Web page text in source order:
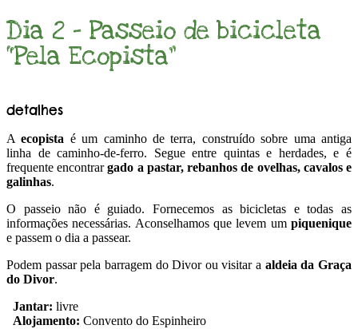
Dia 2 - Passeio de bicicleta
“Pela Ecopista”
detalhes
Aecopista é um caminho de terra, construído sobre uma antiga
linha de caminho-de-ferro. Segue entre quintas e herdades, e é
frequente encontrargado a pastar, rebanhos de ovelhas, cavalos e
galinhas.
O passeio não é guiado. Fornecemos as bicicletas e todas as
informações necessárias. Aconselhamos que levem um piquenique
e passem o dia a passear.
Podem passar pela barragem do Divor ou visitar a aldeia da Graça
do Divor.
Jantar: livre
Alojamento: Convento do Espinheiro